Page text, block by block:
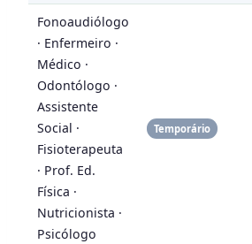
Fonoaudiólogo
· Enfermeiro ·
Médico ·
Odontólogo ·
Assistente
Social ·
Fisioterapeuta
· Prof. Ed.
Física ·
Nutricionista ·
Psicólogo
Temporário